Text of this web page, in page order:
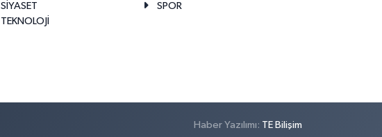
SİYASET
SPOR
TEKNOLOJİ
Haber Yazılımı: TE Bilişim